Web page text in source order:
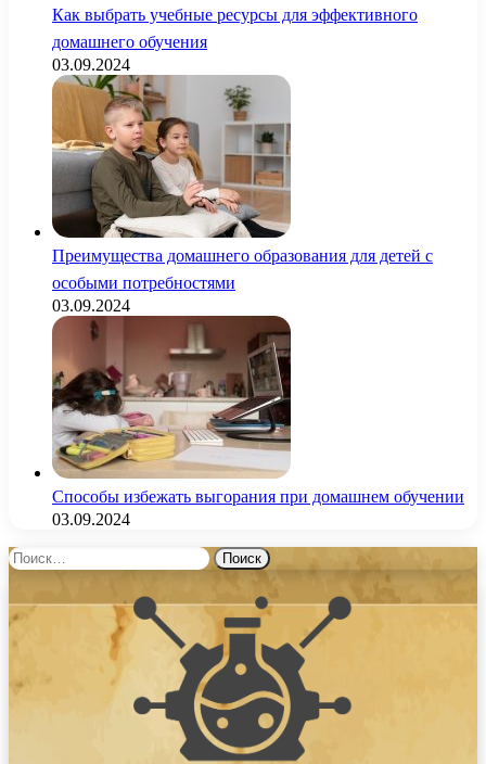
Как выбрать учебные ресурсы для эффективного
домашнего обучения
03.09.2024
Преимущества домашнего образования для детей с
особыми потребностями
03.09.2024
Способы избежать выгорания при домашнем обучении
03.09.2024
Найти: